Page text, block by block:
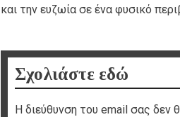
και την ευζωία σε ένα φυσικό
Σχολιάστε εδώ
Η διεύθυνση του email σας δεν